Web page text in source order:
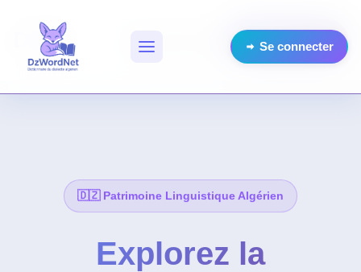
Se connecter
DzWordNet Connexion
🇩🇿 Patrimoine Linguistique Algérien
Explorez la